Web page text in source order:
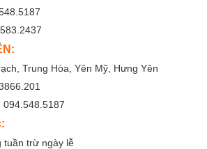
Trung Hòa, Yên Mỹ, Hưng Yên
094.548.5187
tuần trừ ngày lễ